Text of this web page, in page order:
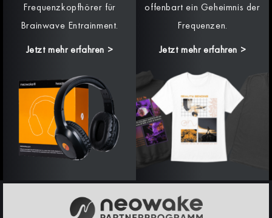
Frequenzkopfhörer für
Brainwave Entrainment.
Jetzt mehr erfahren >
offenbart ein Geheimnis der
Frequenzen.
Jetzt mehr erfahren >